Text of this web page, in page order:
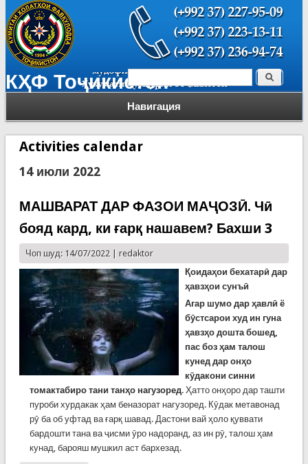
КҲФ Тоҷикистон
Навигация
Форма поиска Поиск
Activities calendar
14 июли 2022
МАШВАРАТ ДАР ФАЗОИ МАҶОЗӢ. Чӣ
бояд кард, ки ғарқ нашавем? Бахши 3
Чоп шуд: 14/07/2022 | redaktor
Қоидаҳои бехатарӣ дар
ҳавзҳои сунъӣ
Агар шумо дар ҳавлӣ ё
бӯстсарои худ ин гуна
ҳавзҳо дошта бошед,
пас боз ҳам талош
кунед дар онҳо
кӯдакони синни
томактабиро тани танҳо нагузоред. Ҳатто онҳоро дар ташти
пуроби хурдакак ҳам беназорат нагузоред. Кӯдак метавонад
рӯ ба об уфтад ва ғарқ шавад. Дастони вай ҳоло қуввати
бардошти тана ва ҷисми ӯро надоранд, аз ин рӯ, талош ҳам
кунад, барояш мушкил аст бархезад.